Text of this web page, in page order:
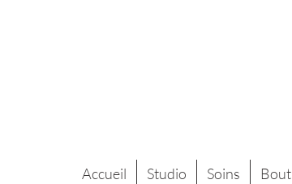
Accueil Studio Soins